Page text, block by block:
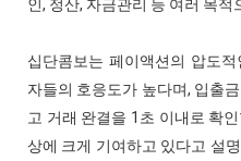
인, 정산, 자금관리 등 여러 목적
십단콤보는 페이액션의 압도
자들의 호응도가 높다며, 입출
고 거래 완결을 1초 이내로 확
상에 크게 기여하고 있다고 설